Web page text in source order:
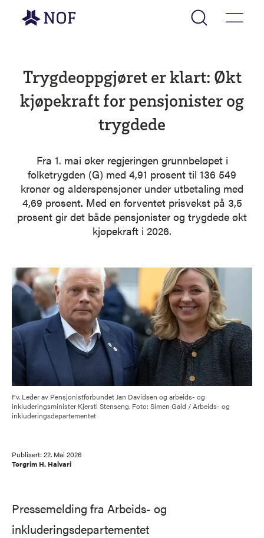
Gå til forsiden
Trygdeoppgjøret er klart: Økt
kjøpekraft for pensjonister og
trygdede
Fra 1. mai øker regjeringen grunnbeløpet i
folketrygden (G) med 4,91 prosent til 136 549
kroner og alderspensjoner under utbetaling med
4,69 prosent. Med en forventet prisvekst på 3,5
prosent gir det både pensjonister og trygdede økt
kjøpekraft i 2026.
Fv. Leder av Pensjonistforbundet Jan Davidsen og arbeids- og
inkluderingsminister Kjersti Stenseng. Foto: Simen Gald / Arbeids- og
inkluderingsdepartementet
Publisert: 22. Mai 2026
Torgrim H. Halvari
Pressemelding fra Arbeids- og
inkluderingsdepartementet